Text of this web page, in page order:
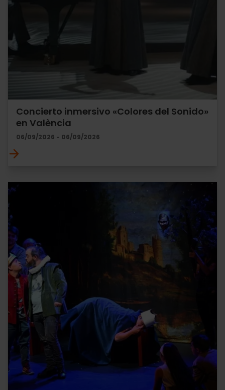
Concierto inmersivo «Colores del Sonido»
en València
06/09/2026 - 06/09/2026